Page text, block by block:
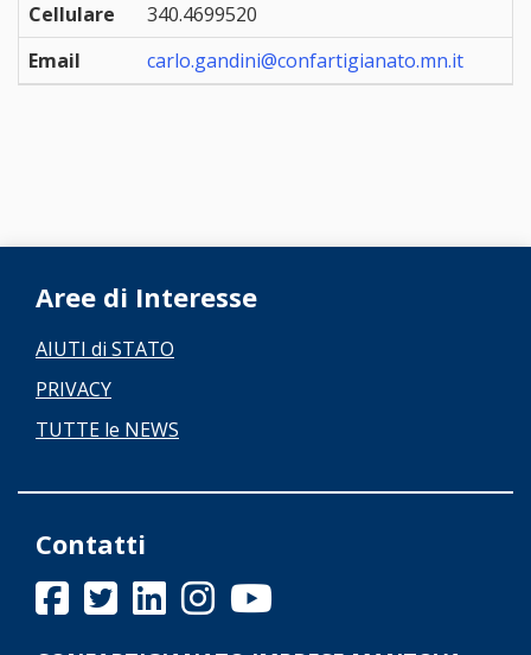
Cellulare
340.4699520
Email
carlo.gandini@confartigianato.mn.it
Aree di Interesse
AIUTI di STATO
PRIVACY
TUTTE le NEWS
Contatti